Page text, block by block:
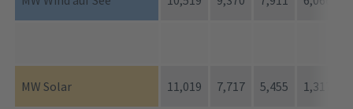
MW Solar 11,019 7,717 5,455 1,317